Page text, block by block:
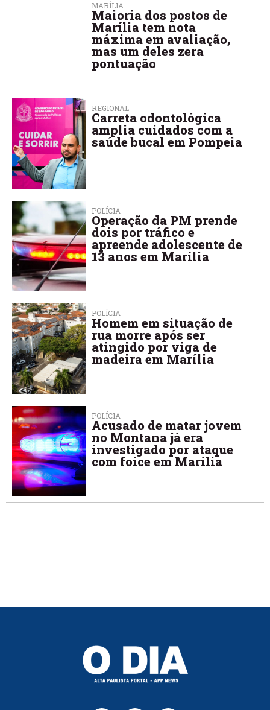
MARÍLIA
Maioria dos postos de
Marília tem nota
máxima em avaliação,
mas um deles zera
pontuação
REGIONAL
Carreta odontológica
amplia cuidados com a
saúde bucal em Pompeia
POLÍCIA
Operação da PM prende
dois por tráfico e
apreende adolescente de
13 anos em Marília
POLÍCIA
Homem em situação de
rua morre após ser
atingido por viga de
madeira em Marília
POLÍCIA
Acusado de matar jovem
no Montana já era
investigado por ataque
com foice em Marília